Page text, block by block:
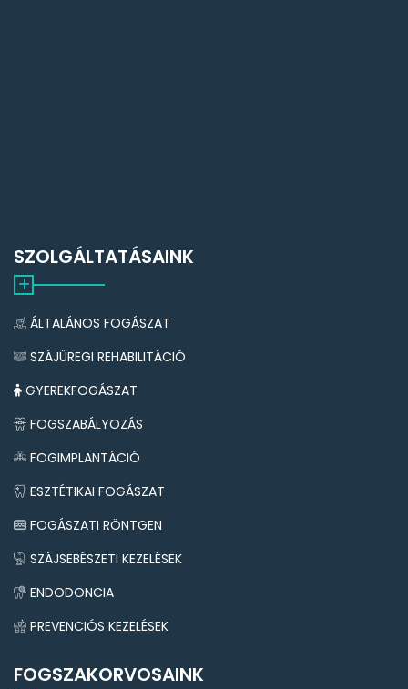
SZOLGÁLTATÁSAINK
ÁLTALÁNOS FOGÁSZAT
SZÁJÜREGI REHABILITÁCIÓ
GYEREKFOGÁSZAT
FOGSZABÁLYOZÁS
FOGIMPLANTÁCIÓ
ESZTÉTIKAI FOGÁSZAT
FOGÁSZATI RÖNTGEN
SZÁJSEBÉSZETI KEZELÉSEK
ENDODONCIA
PREVENCIÓS KEZELÉSEK
FOGSZAKORVOSAINK